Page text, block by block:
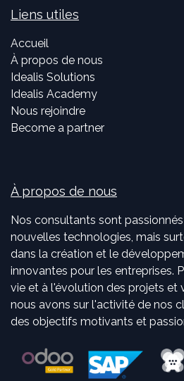
Liens utiles
Accueil
À propos de nous
Idealis Solutions
Idealis Academy
Nous rejoindre
Become a partner
À propos de nous
Nos consultants sont
nouvelles technologies, mais
dans la création et le
innovantes pour les entreprises.
vie et à l'évolution des projets et
nous avons sur l'activité de nos
des objectifs motivants et